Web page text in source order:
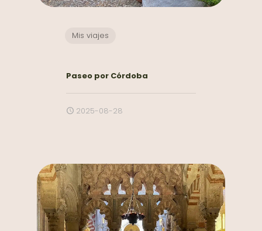
Mis viajes
Paseo por Córdoba
2025-08-28